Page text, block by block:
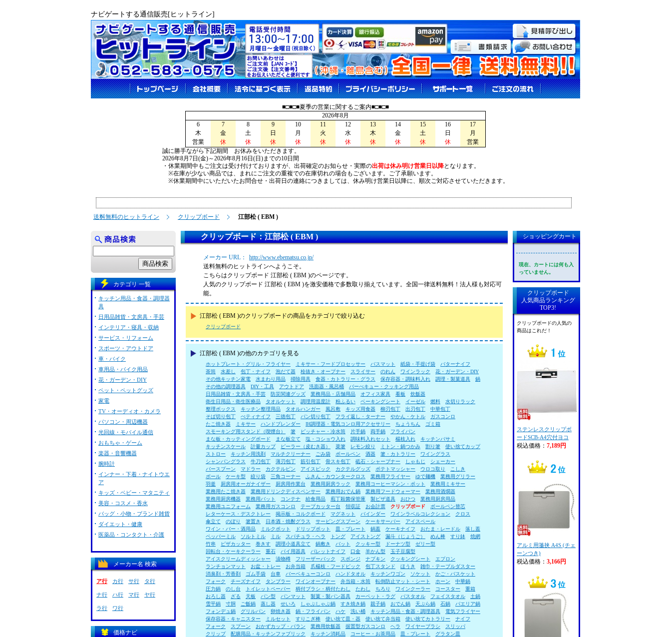
ナビゲートする通信販売[ヒットライン]
■□■□■夏季の営業に関するご案内■□■□■
2026年8月
6
7 8 9 10 11 12 13 14 15 16
17
木
金 土 日 月 火 水 木 金 土 日
月
営業
休 休 休 休 休 休 休 休 休 休
営業
誠に勝手ながら下記期間 お休みをいただきます。
2026年8月7日(金)～2026年8月16日(日)までの10日間
・休業期間中もご注文は受け付けておりますが、出荷確定のお知らせ・実際の出荷は休み明け営業日以降となります。
※在庫が少ない商品では、まれにご注文の重複での在庫切れの場合もございます。ご了承願います。
※休業期間中にいただいたお問合せ・出荷日の連絡につきましては、休み明け営業日以降に、順次ご対応させていただきます。
送料無料のヒットライン クリップボード 江部松 ( EBM )
クリップボード：江部松 ( EBM )
メーカー URL：
http://www.ebematsu.co.jp/
送料無料のヒットラインへようこそ。
こちらはクリップボード 江部松 ( EBM )のページです。
人気のクリップボード 江部松 ( EBM )を激安価格で多数取り揃えています。全国一律送料無料！法人様も対応可
能。
江部松 ( EBM )のクリップボードの商品をカテゴリで絞り込む
クリップボード
江部松 ( EBM )の他のカテゴリを見る
ホットプレート・グリル・フライヤー ミキサー・フードプロセッサー バスマット 紙袋・手提げ袋
バターナイフ
茶筒
水差し 包丁・ナイフ 泡だて器 栓抜き・オープナー スライサー のれん ワインラック
花・ガーデン・DIY
その他キッチン家電
水まわり用品 掃除用具 食器・カトラリー・グラス 保存容器・調味料入れ 調理・製菓道具
鍋
その他の調理器具
DIY・工具 アウトドア 洗面器・風呂桶
バーべキュー・クッキング用品
日用品雑貨・文房具・手芸
防災関連グッズ 業務用品・店舗用品 オフィス家具 看板
炊飯器
衛生日用品・衛生医療品
タオルケット 調理用温度計 粉ふるい ベーキングシート イーゼル 燃料
水切りラック
整理ボックス
キッチン整理用品 タオルハンガー 風呂敷 キッズ用食器 柳刃包丁 出刃包丁
中華包丁
そば切り包丁
ぺティナイフ 三徳包丁 パン切り包丁 フライ返し・ターナー やかん・ケトル
ガスコンロ
たこ焼き器
ミキサー ハンドブレンダー IH調理器・電気コンロ用アクセサリー ちょうちん
ゴミ箱
スモーキング用スタンド（喫煙台）
箸 ピッチャー・冷水筒 片手鍋 両手鍋
フライパン
まな板・カッティングボード
まな板立て 塩・コショウ入れ 調味料入れセット 楊枝入れ
キッチンバサミ
キッチンスケール
計量カップ ピーラー（皮むき器） 菜箸 レモン絞り ミトン・鍋つかみ 割り箸
使い捨てカップ
ストロー
キッチン用洗剤 マルチクリーナー ごみ袋 ボールペン 酒器 箸・カトラリー
ワイングラス
シャンパングラス
牛刀包丁 薄刃包丁 筋引包丁 骨スキ包丁 砥石・シャープナー しゃもじ
シェーカー
バースプーン
マドラー カクテルピン アイスピック カクテルグッズ ポテトマッシャー ウロコ取り
こしき
ボール
ケーキ型 絞り袋 三角コーナー ふきん・カウンタークロス 業務用フライヤー ゆで麺機
業務用グリラー
羽釜
厨房用オーガナイザー 厨房用作業台 業務用厨房ラック 業務用コーヒーマシン・ポット
業務用ミキサー
業務用たこ焼き器
業務用ドリンクディスペンサー 業務用おでん鍋 業務用フードウォーマー
業務用酒燗器
業務用厨房機器
業務用バット コンテナ 給食用品 庖丁殺菌保管庫 製ピザ道具 おひつ
業務用厨房用品
業務用ユニフォーム
業務用ガスコンロ テープカッター台 領収証 お会計票 クリップボード
ボールペン替芯
レターケース・デスクトレー
掲示板・コルクボード マグネット バインダー ワインラベルコレクション
クロス
傘立て
のぼり 箸置き 日本酒・焼酎グラス サービングスプーン ケーキサーバー
アイスペール
ワイン・バー・酒用品
ミルクポット ドリップポット 皿・プレート 鍋蓋 ケーキナイフ おたま・レードル
落し蓋
ペッパーミル
ソルトミル ミル スパチュラ・ヘラ トング アイストング 漏斗（じょうご） めん棒 すり鉢
焼網
竹串
ピザカッター 巻きす 調理小道具立て 鍋敷き バット クッキー型 ドーナツ型
ゼリー型
回転台・ケーキクーラー
重石 パイ用器具 パレットナイフ 口金 羊かん型
玉子豆腐型
アイスクリームディッシャー
漬物樽 フリーザーバック スポンジ ナプキン クッキングシート
エプロン
ランチョンマット
お盆・トレー お弁当箱 爪楊枝・フードピック 包丁スタンド ほうき
雑巾・テーブルダスター
消臭剤・芳香剤
ゴム手袋 台車 バーベキューコンロ ハンドタオル キッチンワゴン ソケット
かご・バスケット
フォーク
チーズナイフ タンブラー ワインオープナー 弁当箱・水筒 転倒防止マット・シート ホーン
中華鍋
圧力鍋
のし台 トイレットペーパー 柄付ブラシ・柄付たわし たわし ちろり ワインクーラー コースター
重箱
おろし器
ざる 天板 パン型 パンマット 製菓・製パン器具 カーペット・ラグ バスタオル フェイスタオル
土鍋
雪平鍋
寸胴 ご飯鍋 蒸し器 せいろ しゃぶしゃぶ鍋 すき焼き鍋 親子鍋 おでん鍋 天ぷら鍋 石鍋
パエリア鍋
フォンデュ鍋
グリルパン 卵焼き器 鍋・フライパン ハケ 洗い桶 キッチン用品・食器・調理器具
電気フライヤー
保存容器・キャニスター
ミルセット すりこぎ棒 使い捨て皿・器 使い捨て弁当箱 使い捨てカトラリー
ナイフ
フォーク
スプーン おかずカップ・バラン 業務用炊飯器 据置型ガスコンロ ヘラ ワイヤーブラシ
スリッパ
クリップ
配膳用品・キッチンファブリック キッチン消耗品 コーヒー・お茶用品 皿・プレート
グラタン皿
カテゴリ 一覧
キッチン用品・食器・調理器
具
日用品雑貨・文房具・手芸
インテリア・寝具・収納
サービス・リフォーム
スポーツ・アウトドア
車・バイク
車用品・バイク用品
花・ガーデン・DIY
ペット・ペットグッズ
家電
TV・オーディオ・カメラ
パソコン・周辺機器
光回線・モバイル通信
おもちゃ・ゲーム
楽器・音響機器
腕時計
インナー・下着・ナイトウエ
ア
キッズ・ベビー・マタニティ
美容・コスメ・香水
バッグ・小物・ブランド雑貨
ダイエット・健康
医薬品・コンタクト・介護
メーカー名 検索
ア行 カ行 サ行 タ行
ナ行 ハ行 マ行 ヤ行
ラ行 ワ行
価格ナビ
ショッピングカート
現在、カートには何も入
っていません。
クリップボード
人気商品ランキング
TOP3!
クリップボードの人気の
商品はこれだ！
ステンレスクリップボ
ードSCB-A4穴付ヨコ
税込価格： 7,189円
アルミ用箋挟 A4S (チェ
ーンつき)
税込価格： 3,166円